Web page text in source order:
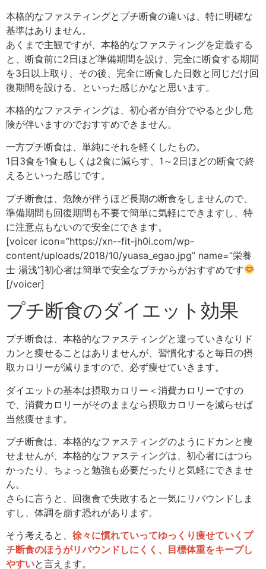
本格的なファスティングとプチ断食の違いは、特に明確な
基準はありません。
あくまで主観ですが、本格的なファスティングを定義する
と、断食前に2日ほど準備期間を設け、完全に断食する期間
を3日以上取り、その後、完全に断食した日数と同じだけ回
復期間を設ける、といった感じかなと思います。
本格的なファスティングは、初心者が自分でやると少し危
険が伴いますのでおすすめできません。
一方プチ断食は、単純にそれを軽くしたもの。
1日3食を1食もしくは2食に減らす、1～2日ほどの断食で終
えるといった感じです。
プチ断食は、危険が伴うほど長期の断食をしませんので、
準備期間も回復期間も不要で簡単に気軽にできますし、特
に注意点もないので安全にできます。
[voicer icon=”https://xn--fit-jh0i.com/wp-
content/uploads/2018/10/yuasa_egao.jpg” name=”栄養
士 湯浅”]初心者は簡単で安全なプチからがおすすめです
[/voicer]
プチ断食のダイエット効果
プチ断食は、本格的なファスティングと違っていきなりド
カンと痩せることはありませんが、習慣化すると毎日の摂
取カロリーが減りますので、必ず痩せていきます。
ダイエットの基本は摂取カロリー＜消費カロリーですの
で、消費カロリーがそのままなら摂取カロリーを減らせば
当然痩せます。
プチ断食は、本格的なファスティングのようにドカンと痩
せませんが、本格的なファスティングは、初心者にはつら
かったり、ちょっと勉強も必要だったりと気軽にできませ
ん。
さらに言うと、回復食で失敗すると一気にリバウンドしま
すし、体調を崩す恐れがあります。
そう考えると、 徐々に慣れていってゆっくり痩せていくプ
チ断食のほうがリバウンドしにくく、目標体重をキープし
やすいと言えます。